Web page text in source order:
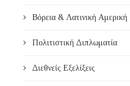
Βόρεια & Λατινική Αμερική
Πολιτιστική Διπλωματία
Διεθνείς Εξελίξεις